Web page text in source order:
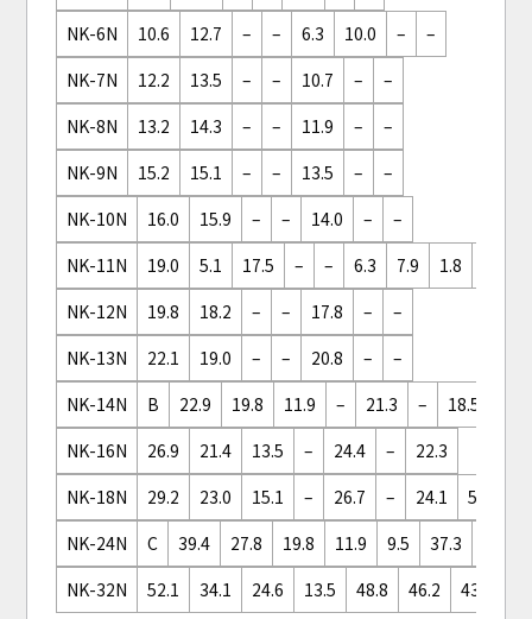
NK-6N
10.6 12.7 – – 6.3 10.0 –
–
NK-7N
12.2 13.5 – – 10.7 –
–
NK-8N
13.2 14.3 – – 11.9 –
–
NK-9N
15.2 15.1 – – 13.5 –
–
NK-10N
16.0 15.9 – – 14.0 –
–
NK-11N
19.0 5.1 17.5 – – 6.3 7.9 1.8
NK-12N
19.8 18.2 – – 17.8 –
–
NK-13N
22.1 19.0 – – 20.8 –
–
NK-14N
B 22.9 19.8 11.9 – 21.3 –
18.5
NK-16N
26.9 21.4 13.5 – 24.4 –
22.3
NK-18N
29.2 23.0 15.1 – 26.7 – 24.1
50
NK-24N
C 39.4 27.8 19.8 11.9 9.5 37.3
NK-32N
52.1 34.1 24.6 13.5 48.8 46.2 43.7